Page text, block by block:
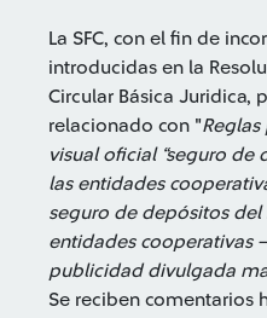
La SFC, con el fin de
introducidas en la
Circular Básica Juridica,
relacionado con "
visual oficial “seguro de
las entidades
seguro de depósitos
entidades cooperativas
publicidad divulgada
Se reciben comentarios